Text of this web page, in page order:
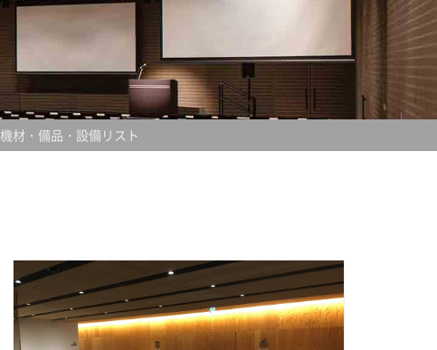
機材・備品・設備リスト